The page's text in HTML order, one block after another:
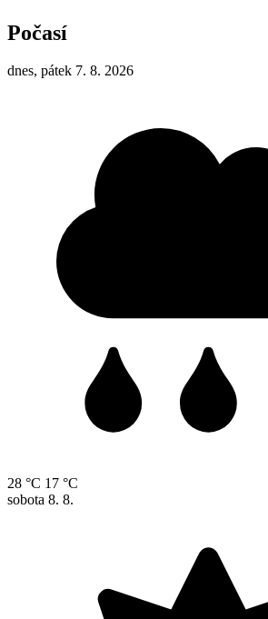
Počasí
dnes, pátek 7. 8. 2026
28 °C 17 °C
sobota 8. 8.